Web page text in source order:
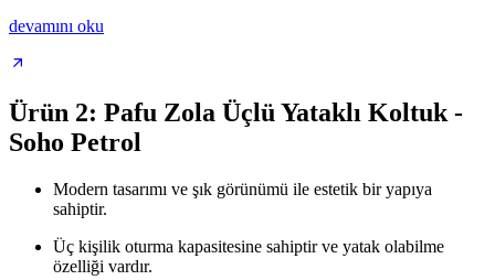
devamını oku
Ürün 2: Pafu Zola Üçlü Yataklı Koltuk -
Soho Petrol
Modern tasarımı ve şık görünümü ile estetik bir yapıya
sahiptir.
Üç kişilik oturma kapasitesine sahiptir ve yatak olabilme
özelliği vardır.